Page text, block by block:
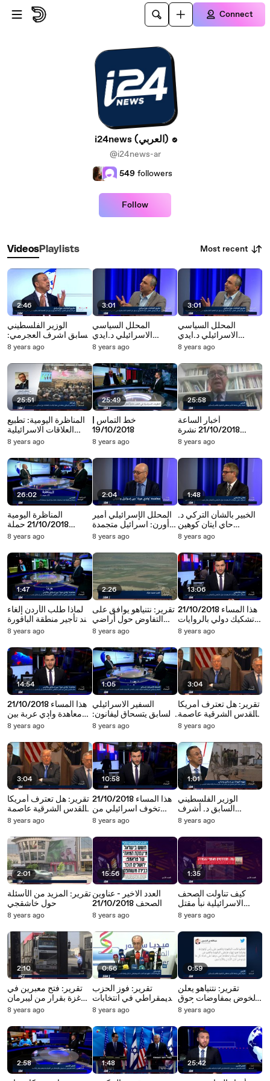
Skip to main content
Connect
i24news (العربي)
@i24news-ar
549 followers
Follow
VideosPlaylists Most recent
2:46
الوزير الفلسطيني
السابق اشرف العجرمي:
الهرولة نحو التطبيع مع
الفلسطينية وبكرامة
العرب
8 years ago
25:51
المناظرة اليومية: تطبيع
العلاقات الاسرائيلية
الخليجية على العلن
8 years ago
26:02
المناظرة اليومية
21/10/2018 حملة
اسرائيلية ضد شخصيات
الفلسطينية
8 years ago
1:47
لماذا طلب الأردن إلغاء
بند تأجير منطقة الباقورة
والغمر الى اسرائيل؟
8 years ago
14:54
هذا المساء 21/10/2018
معاهدة وادي عربة بين
اسرائيل والأردن ونتنياهو
الباقورة والغمر
8 years ago
3:04
تقرير: هل تعترف أمريكا
بالقدس الشرقية عاصمة
للدولة الفلسطينية
8 years ago
2:01
تقرير: المزيد من الأسئلة
حول خاشقجي
8 years ago
2:10
تقرير: فتح معبرين في
غزة بقرار من ليبرمان
"بسبب تراجع العنف" في
8 years ago
2:58
3:01
المحلل السياسي
الاسرائيلي د.ايدي
كوهين: التطبيع ليس
من تطبيع سري الى
تطبيع علني
8 years ago
25:49
خط التماس |
19/10/2018
8 years ago
2:04
المحلل الإسرائيلي أمير
أورن: اسرائيل متجمدة
بسنوات التسعين من
غير محبوب عربيًا
8 years ago
2:26
تقرير: نتنياهو يوافق على
التفاوض حول أراضي
الباقورة والغمر بعدما
التأجير
8 years ago
1:05
السفير الاسرائيلي
السابق يتسحاق ليفانون:
يجب على الفلسطينيين
8 years ago
10:58
هذا المساء 21/10/2018
تخوف اسرائيلي من
اعتراف ترامب بالقدس
الفلسطينية العتيدة
8 years ago
15:56
العدد الاخير - عناوين
الصحف 21/10/2018
8 years ago
0:56
تقرير: فوز الحزب
الديمقراطي في انتخابات
اقليم كردستان
8 years ago
1:48
3:01
المحلل السياسي
الاسرائيلي د.ايدي
كوهين:التطبيع ليس
هناك نقلة نوعية من
تطبيع سري الى تطبيع
علني
8 years ago
25:58
أخبار الساعة
21/10/2018 نشرة
التاسعة والنصف
8 years ago
1:48
الخبير بالشأن التركي د.
حاي ايتان كوهين
يانونجاك: الإعلام التركي
وبن سلمان
8 years ago
13:06
هذا المساء 21/10/2018
تشكيك دولي بالروايات
السعودية حوق مقتل
يكشف عن نتائج التحقيق
8 years ago
3:04
تقرير: هل تعترف أمريكا
بالقدس الشرقية عاصمة
للدولة الفلسطينية
8 years ago
1:01
الوزير الفلسطيني
السابق د. أشرف
العجرمي: التوتر سيبقى
المصريون لتحصيل أكبر
انجازات
8 years ago
1:35
كيف تناولت الصحف
الاسرائيلية نبأ مقتل
خاشقجي؟
8 years ago
0:59
تقرير: نتنياهو يعلن
الخوض بمفاوضات حوق
الباقورة والغمر مع الأردن
8 years ago
25:42